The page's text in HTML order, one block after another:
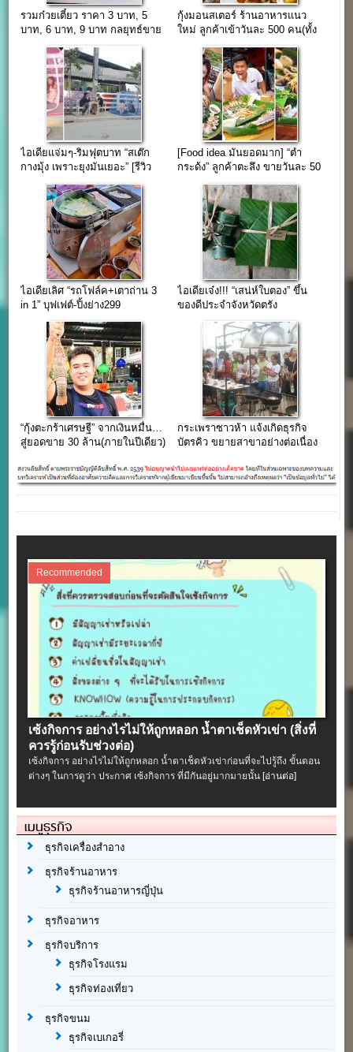
รวมก๋วยเตี๋ยว ราคา 3 บาท, 5
บาท, 6 บาท, 9 บาท กลยุทธ์ขาย
กุ้งมอนสเตอร์ ร้านอาหารแนว
ใหม่ ลูกค้าเข้าวันละ 500 คน(ทั้ง
ไอเดียแจ่มๆ-ริมฟุตบาท “สเต๊ก
กางมุ้ง เพราะยุงมันเยอะ” [รีวิว
[Food idea มันยอดมาก] “ตำ
กระด้ง” ลูกค้าตะลึง ขายวันละ 50
ไอเดียเลิศ “รถโฟล์ค+เตาถ่าน 3
in 1” บุฟเฟต์-ปิ้งย่าง299
ไอเดียเจ๋ง!!! “เสน่ห์ใบตอง” ขึ้น
ของดีประจำจังหวัดตรัง
“กุ้งตะกร้าเศรษฐี” จากเงินหมื่น…
สู่ยอดขาย 30 ล้าน(ภายในปีเดียว)
กระเพราซาวห้า แจ้งเกิดธุรกิจ
บัตรคิว ขยายสาขาอย่างต่อเนื่อง
Recommended
เซ้งกิจการ อย่างไรไม่ให้ถูกหลอก น้ำตาเช็ดหัวเข่า (สิ่งที่
ควรรู้ก่อนรับช่วงต่อ)
เซ้งกิจการ อย่างไรไม่ให้ถูกหลอก น้ำตาเช็ดหัวเข่าก่อนที่จะไปรู้ถึง ขั้นตอน
ต่างๆ ในการดูว่า ประกาศ เซ้งกิจการ ที่มีกันอยู่มากมายนั้น[อ่านต่อ]
เมนูธุรกิจ
ธุรกิจเครื่องสำอาง
ธุรกิจร้านอาหาร
ธุรกิจร้านอาหารญี่ปุ่น
ธุรกิจอาหาร
ธุรกิจบริการ
ธุรกิจโรงแรม
ธุรกิจท่องเที่ยว
ธุรกิจขนม
ธุรกิจเบเกอรี่